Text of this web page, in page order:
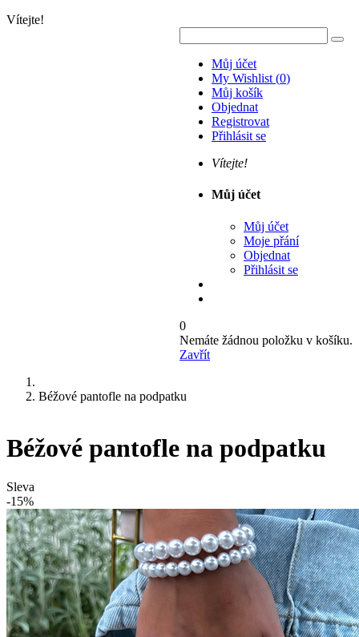
Vítejte!
Můj účet
My Wishlist (0)
Můj košík
Objednat
Registrovat
Přihlásit se
Vítejte!
Můj účet
Můj účet
Moje přání
Objednat
Přihlásit se
0
Nemáte žádnou položku v košíku.
Zavřít
Béžové pantofle na podpatku
Béžové pantofle na podpatku
Sleva
-15%